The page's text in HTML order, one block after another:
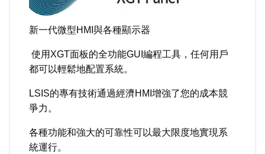
新一代微型HMI與各種顯示器
使用XGT面板的全功能GUI編程工具，任何用戶
都可以輕鬆地配置系統。
LSIS的專有技術通過經濟HMI增強了您的成本競
爭力。
各種功能和強大的可靠性可以最大限度地實現系
統運行。